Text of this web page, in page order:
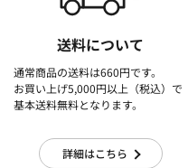
送料について
通常商品の送料は660円です。
お買い上げ5,000円以上（税込）で
基本送料無料となります。
詳細はこちら